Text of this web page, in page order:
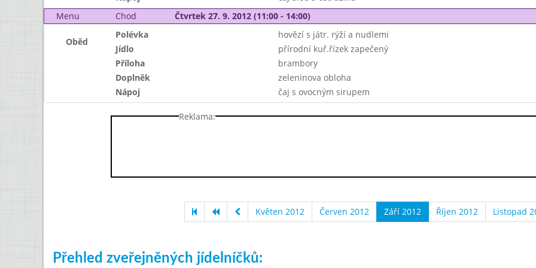
Menu
Chod Čtvrtek 27. 9. 2012 (11:00 - 14:00)
Oběd
Polévka
hovězí s játr. rýží a nudlemi
Jídlo
přírodní kuř.řízek zapečený
Příloha
brambory
Doplněk
zeleninova obloha
Nápoj
čaj s ovocným sirupem
Reklama:
Květen 2012 Červen 2012 Září 2012 Říjen 2012 Listopad
Přehled zveřejněných jídelníčků: